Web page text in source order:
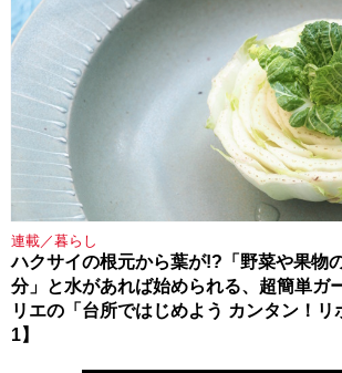
連載／暮らし
ハクサイの根元から葉が!?「野菜や果物
分」と水があれば始められる、超簡単ガ
リエの「台所ではじめよう カンタン！リ
1】